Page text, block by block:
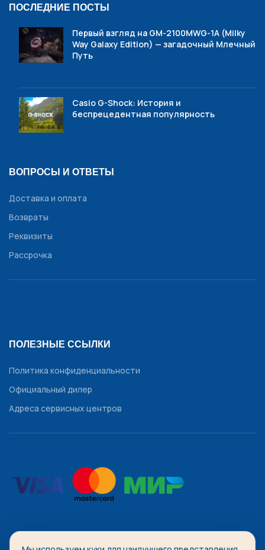
ПОСЛЕДНИЕ ПОСТЫ
Первый взгляд на GM-2100MWG-1A (Milky
Way Galaxy Edition) — загадочный Млечный
Путь
Casio G-Shock: История и
беспрецедентная популярность
ВОПРОСЫ И ОТВЕТЫ
Доставка и оплата
Возвраты
Реквизиты
Рассрочка
ПОЛЕЗНЫЕ ССЫЛКИ
Политика конфиденциальности
Официальный дилер
Адреса сервисных центров